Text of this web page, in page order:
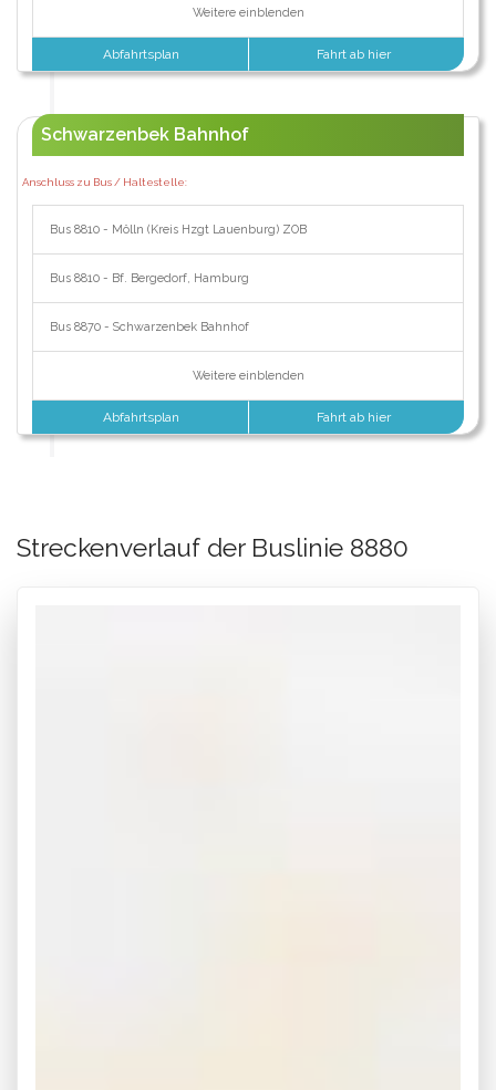
Weitere einblenden
Abfahrtsplan Fahrt ab hier
Schwarzenbek Bahnhof
Anschluss zu Bus / Haltestelle:
Bus 8810 - Mölln (Kreis Hzgt Lauenburg) ZOB
Bus 8810 - Bf. Bergedorf, Hamburg
Bus 8870 - Schwarzenbek Bahnhof
Weitere einblenden
Abfahrtsplan Fahrt ab hier
Streckenverlauf der Buslinie 8880